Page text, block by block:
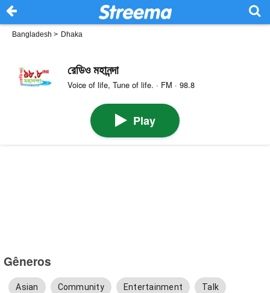
Bangladesh > Dhaka
রেডিও মহানন্দা
Voice of life, Tune of life. · FM · 98.8
Play
Gêneros
Asian Community Entertainment Talk